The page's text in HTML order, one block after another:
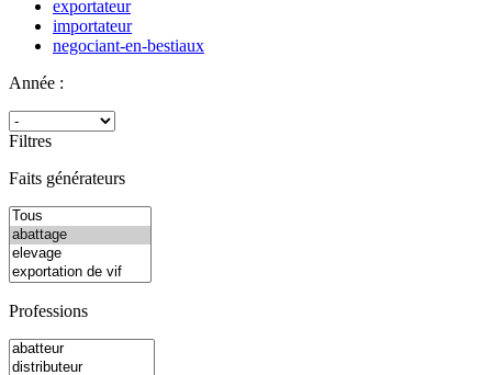
exportateur
importateur
negociant-en-bestiaux
Année :
Filtres
Faits générateurs
Professions